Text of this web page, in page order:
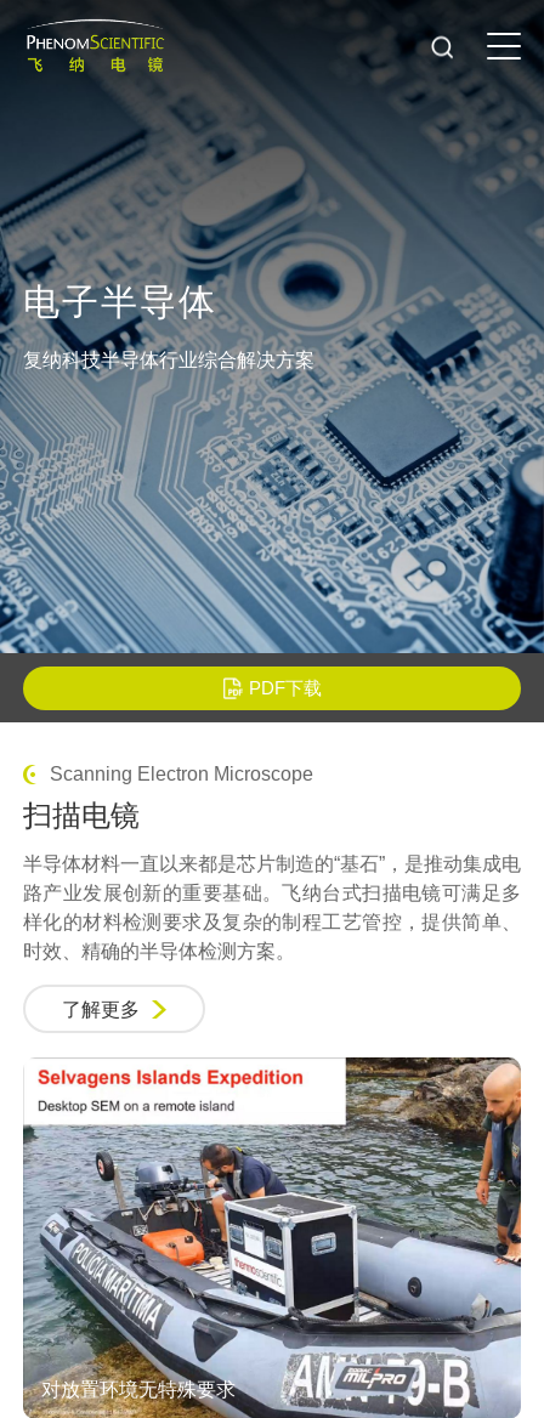
电子半导体
复纳科技半导体行业综合解决方案
PDF下载
Scanning Electron Microscope
扫描电镜
半导体材料一直以来都是芯片制造的“基石”，是推动集成电
路产业发展创新的重要基础。飞纳台式扫描电镜可满足多
样化的材料检测要求及复杂的制程工艺管控，提供简单、
时效、精确的半导体检测方案。
了解更多
对放置环境无特殊要求